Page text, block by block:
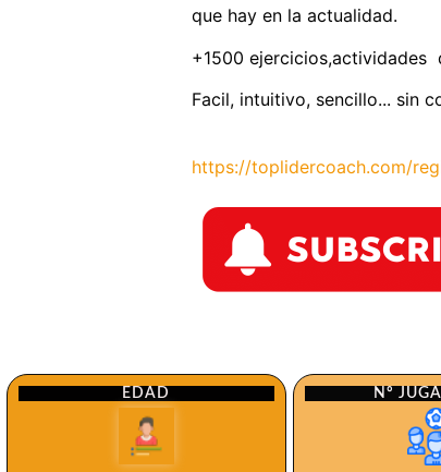
que hay en la actualidad.
+1500 ejercicios,actividades
Facil, intuitivo, sencillo... sin
https://toplidercoach.com/
EDAD Nº